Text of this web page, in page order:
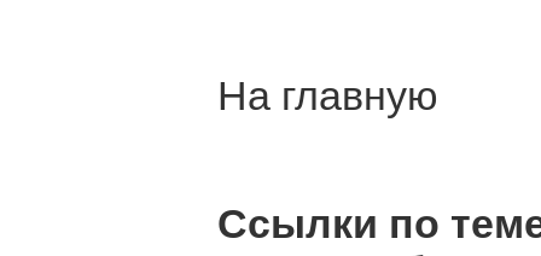
На главную
Ссылки по